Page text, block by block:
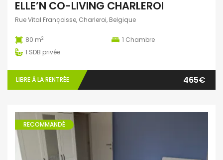
ELLE’N CO-LIVING CHARLEROI
Rue Vital Françoisse, Charleroi, Belgique
80 m2 1 Chambre
1 SDB privée
LIBRE À LA RENTRÉE 465€
RECOMMANDÉ